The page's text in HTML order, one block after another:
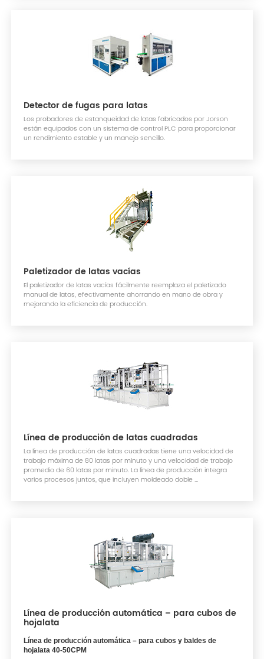
Detector de fugas para latas
Los probadores de estanqueidad de latas fabricados por Jorson
están equipados con un sistema de control PLC para proporcionar
un rendimiento estable y un manejo sencillo.
Paletizador de latas vacías
El paletizador de latas vacías fácilmente reemplaza el paletizado
manual de latas, efectivamente ahorrando en mano de obra y
mejorando la eficiencia de producción.
Línea de producción de latas cuadradas
La línea de producción de latas cuadradas tiene una velocidad de
trabajo máxima de 80 latas por minuto y una velocidad de trabajo
promedio de 60 latas por minuto. La línea de producción integra
varios procesos juntos, que incluyen moldeado doble ...
Línea de producción automática – para cubos de
hojalata
Línea de producción automática – para cubos y baldes de
hojalata 40-50CPM